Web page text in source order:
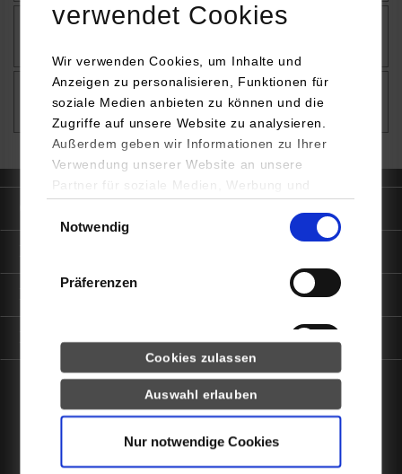
verwendet Cookies
Wir verwenden Cookies, um Inhalte und
Anzeigen zu personalisieren, Funktionen für
soziale Medien anbieten zu können und die
Zugriffe auf unsere Website zu analysieren.
Außerdem geben wir Informationen zu Ihrer
Verwendung unserer Website an unsere
Partner für soziale Medien, Werbung und
YouTube, Google Maps) führen diese
Daten zusammen, die Sie ihnen bereitgestellt
haben oder die sie im Rahmen Ihrer Nutzung
Notwendig
Präferenzen
Drittanbieter-Cookies (u.a.
YouTube, Google Maps)
Cookies zulassen
Auswahl erlauben
Nur notwendige Cookies
Downloads Semester at DHBW Stuttgart and
Internationale Vollzeitstudierende: Nützliche
Kontaktinfo
facebookinstagramlinkedinyoutube